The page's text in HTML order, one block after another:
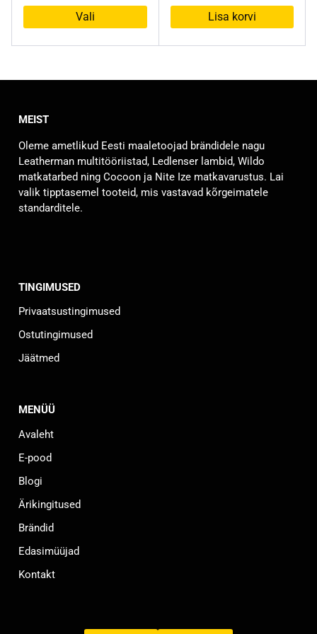
oli:
35,00 €.
on:
14,99 €.
Vali
Valikuid
teha
tootelehel.
Lisa korvi
MEIST
Oleme ametlikud Eesti maaletoojad brändidele nagu
Leatherman multitööriistad, Ledlenser lambid, Wildo
matkatarbed ning Cocoon ja Nite Ize matkavarustus. Lai
valik tipptasemel tooteid, mis vastavad kõrgeimatele
standarditele.
TINGIMUSED
Privaatsustingimused
Ostutingimused
Jäätmed
MENÜÜ
Avaleht
E-pood
Blogi
Ärikingitused
Brändid
Edasimüüjad
Kontakt